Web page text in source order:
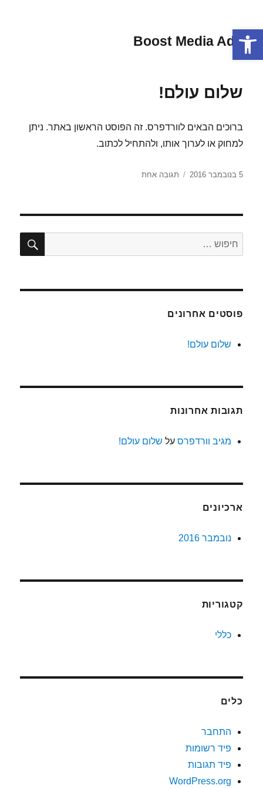
פתח סרגל נגישות
Boost Media Adif
שלום עולם!
ברוכים הבאים לוורדפרס. זה הפוסט הראשון באתר. ניתן
למחוק או לערוך אותו, ולהתחיל לכתוב.
פורסם
5 בנובמבר 2016 תגובה אחתעל
חפש:
פוסטים אחרונים
שלום עולם!
תגובות אחרונות
מגיב וורדפרס על שלום עולם!
ארכיונים
נובמבר 2016
קטגוריות
כללי
כלים
התחבר
פיד רשומות
פיד תגובות
WordPress.org